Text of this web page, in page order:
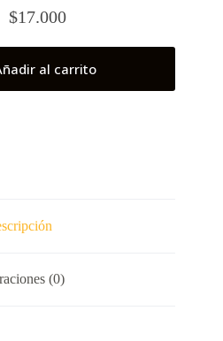
$17.000
al carrito
(0)